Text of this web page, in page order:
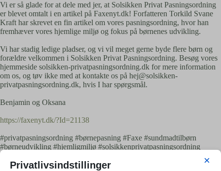
Vi er så glade for at dele med jer, at Solsikken Privat Pasningsordning
er blevet omtalt i en artikel på Faxenyt.dk! Forfatteren Torkild Svane
Kraft har skrevet en fin artikel om vores pasningsordning, hvor han
fremhæver vores hjemlige miljø og fokus på børnenes udvikling.
Vi har stadig ledige pladser, og vi vil meget gerne byde flere børn og
forældre velkommen i Solsikken Privat Pasningsordning. Besøg vores
hjemmeside solsikken-privatpasningsordning.dk for mere information
om os, og tøv ikke med at kontakte os på hej@solsikken-
privatpasningsordning.dk, hvis I har spørgsmål.
Benjamin og Oksana
https://faxenyt.dk/?Id=21138
#privatpasningsordning #børnepasning #Faxe #sundmadtilbørn
#børneudvikling #hjemligmiljø #solsikkenprivatpasningsordning
#ledigepladser #morgermadtilbørn #varmmadtilbørn
#naturogmotoriktilbørn #sanserogudviklingtilbørn
Privatlivsindstillinger ×